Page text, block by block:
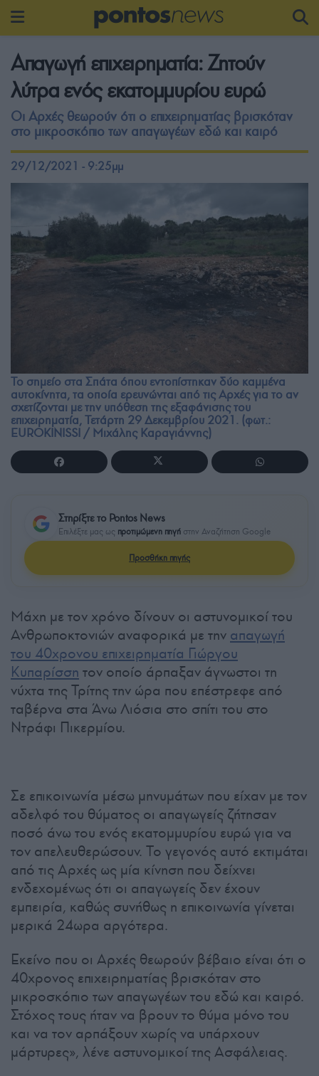
Απαγωγή επιχειρηματία: Ζητούν
λύτρα ενός εκατομμυρίου ευρώ
Οι Αρχές θεωρούν ότι ο επιχειρηματίας βρισκόταν
στο μικροσκόπιο των απαγωγέων εδώ και καιρό
29/12/2021 - 9:25μμ
Το σημείο στα Σπάτα όπου εντοπίστηκαν δύο καμμένα
αυτοκίνητα, τα οποία ερευνώνται από τις Αρχές για το αν
σχετίζονται με την υπόθεση της εξαφάνισης του
επιχειρηματία, Τετάρτη 29 Δεκεμβρίου 2021. (φωτ.:
EUROKINISSI / Μιχάλης Καραγιάννης)
Στηρίξτε το Pontos News
Επιλέξτε μας ως προτιμώμενη πηγή στην Αναζήτηση Google
Προσθήκη πηγής
Μάχη με τον χρόνο δίνουν οι αστυνομικοί του
Ανθρωποκτονιών αναφορικά με την απαγωγή
του 40χρονου επιχειρηματία Γιώργου
Κυπαρίσση τον οποίο άρπαξαν άγνωστοι τη
νύχτα της Τρίτης την ώρα που επέστρεφε από
ταβέρνα στα Άνω Λιόσια στο σπίτι του στο
Ντράφι Πικερμίου.
Σε επικοινωνία μέσω μηνυμάτων που είχαν με τον
αδελφό του θύματος οι απαγωγείς ζήτησαν
ποσό άνω του ενός εκατομμυρίου ευρώ για να
τον απελευθερώσουν. Το γεγονός αυτό εκτιμάται
από τις Αρχές ως μία κίνηση που δείχνει
ενδεχομένως ότι οι απαγωγείς δεν έχουν
εμπειρία, καθώς συνήθως η επικοινωνία γίνεται
μερικά 24ωρα αργότερα.
Εκείνο που οι Αρχές θεωρούν βέβαιο είναι ότι ο
40χρονος επιχειρηματίας βρισκόταν στο
μικροσκόπιο των απαγωγέων του εδώ και καιρό.
Στόχος τους ήταν να βρουν το θύμα μόνο του
και να τον αρπάξουν χωρίς να υπάρχουν
μάρτυρες», λένε αστυνομικοί της Ασφάλειας.